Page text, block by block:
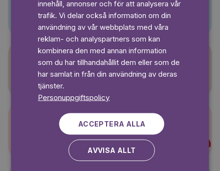
Sagasagor
Super-Charlie
innehåll, annonser och för att analysera vår
trafik. Vi delar också information om din
användning av vår webbplats med våra
reklam- och analyspartners som kan
kombinera den med annan information
som du har tillhandahållit dem eller som de
har samlat in från din användning av deras
tjänster.
Personuppgiftspolicy
ACCEPTERA ALLA
AVVISA ALLT